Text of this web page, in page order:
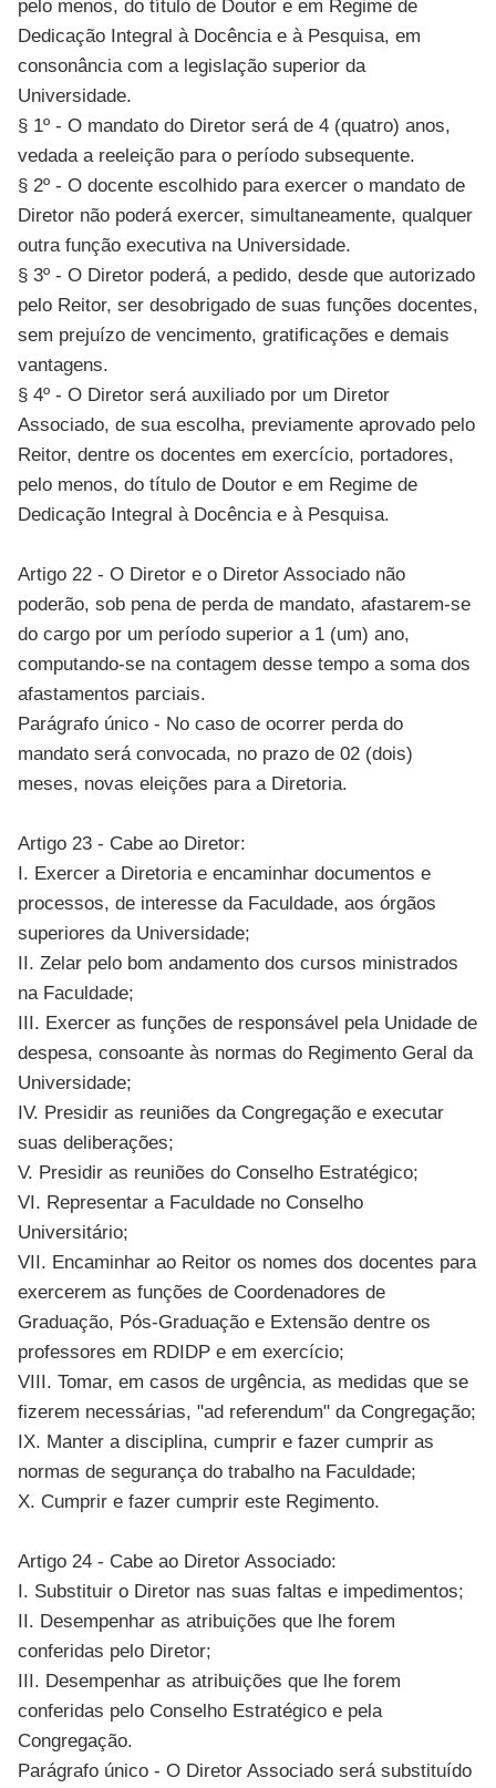
pelo menos, do título de Doutor e em Regime de
Dedicação Integral à Docência e à Pesquisa, em
consonância com a legislação superior da
Universidade.
§ 1º - O mandato do Diretor será de 4 (quatro) anos,
vedada a reeleição para o período subsequente.
§ 2º - O docente escolhido para exercer o mandato de
Diretor não poderá exercer, simultaneamente, qualquer
outra função executiva na Universidade.
§ 3º - O Diretor poderá, a pedido, desde que autorizado
pelo Reitor, ser desobrigado de suas funções docentes,
sem prejuízo de vencimento, gratificações e demais
vantagens.
§ 4º - O Diretor será auxiliado por um Diretor
Associado, de sua escolha, previamente aprovado pelo
Reitor, dentre os docentes em exercício, portadores,
pelo menos, do título de Doutor e em Regime de
Dedicação Integral à Docência e à Pesquisa.
Artigo 22 - O Diretor e o Diretor Associado não
poderão, sob pena de perda de mandato, afastarem-se
do cargo por um período superior a 1 (um) ano,
computando-se na contagem desse tempo a soma dos
afastamentos parciais.
Parágrafo único - No caso de ocorrer perda do
mandato será convocada, no prazo de 02 (dois)
meses, novas eleições para a Diretoria.
Artigo 23 - Cabe ao Diretor:
I. Exercer a Diretoria e encaminhar documentos e
processos, de interesse da Faculdade, aos órgãos
superiores da Universidade;
II. Zelar pelo bom andamento dos cursos ministrados
na Faculdade;
III. Exercer as funções de responsável pela Unidade de
despesa, consoante às normas do Regimento Geral da
Universidade;
IV. Presidir as reuniões da Congregação e executar
suas deliberações;
V. Presidir as reuniões do Conselho Estratégico;
VI. Representar a Faculdade no Conselho
Universitário;
VII. Encaminhar ao Reitor os nomes dos docentes para
exercerem as funções de Coordenadores de
Graduação, Pós-Graduação e Extensão dentre os
professores em RDIDP e em exercício;
VIII. Tomar, em casos de urgência, as medidas que se
fizerem necessárias, "ad referendum" da Congregação;
IX. Manter a disciplina, cumprir e fazer cumprir as
normas de segurança do trabalho na Faculdade;
X. Cumprir e fazer cumprir este Regimento.
Artigo 24 - Cabe ao Diretor Associado:
I. Substituir o Diretor nas suas faltas e impedimentos;
II. Desempenhar as atribuições que lhe forem
conferidas pelo Diretor;
III. Desempenhar as atribuições que lhe forem
conferidas pelo Conselho Estratégico e pela
Congregação.
Parágrafo único - O Diretor Associado será substituído